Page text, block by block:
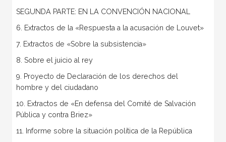
SEGUNDA PARTE: EN LA CONVENCIÓN NACIONAL
6. Extractos de la «Respuesta a la acusación de Louvet»
7. Extractos de «Sobre la subsistencia»
8. Sobre el juicio al rey
9. Proyecto de Declaración de los derechos del
hombre y del ciudadano
10. Extractos de «En defensa del Comité de Salvación
Pública y contra Briez»
11. Informe sobre la situación política de la República